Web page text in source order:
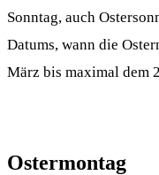
Sonntag, auch
Datums, wann die
März bis maximal dem
Ostermontag